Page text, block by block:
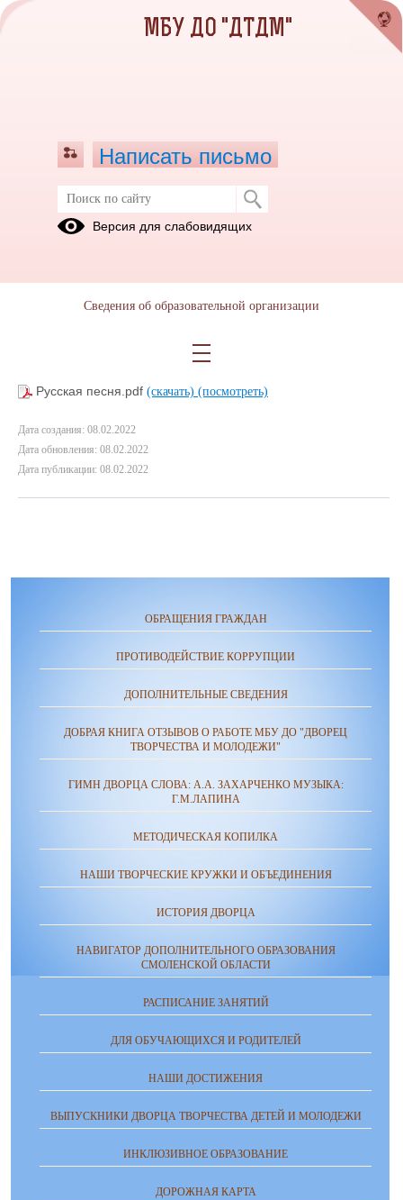
Фольклорный ансамбль «Вербочки».
Педагог: Теплухина И.П.
Русская песня.pdf (скачать) (посмотреть)
Дата создания: 08.02.2022
Дата обновления: 08.02.2022
Дата публикации: 08.02.2022
ОБРАЩЕНИЯ ГРАЖДАН
ПРОТИВОДЕЙСТВИЕ КОРРУПЦИИ
ДОПОЛНИТЕЛЬНЫЕ СВЕДЕНИЯ
ДОБРАЯ КНИГА ОТЗЫВОВ О РАБОТЕ МБУ ДО "ДВОРЕЦ
ТВОРЧЕСТВА И МОЛОДЕЖИ"
ГИМН ДВОРЦА СЛОВА: А.А. ЗАХАРЧЕНКО МУЗЫКА:
Г.М.ЛАПИНА
МЕТОДИЧЕСКАЯ КОПИЛКА
НАШИ ТВОРЧЕСКИЕ КРУЖКИ И ОБЪЕДИНЕНИЯ
ИСТОРИЯ ДВОРЦА
НАВИГАТОР ДОПОЛНИТЕЛЬНОГО ОБРАЗОВАНИЯ
СМОЛЕНСКОЙ ОБЛАСТИ
РАСПИСАНИЕ ЗАНЯТИЙ
ДЛЯ ОБУЧАЮЩИХСЯ И РОДИТЕЛЕЙ
НАШИ ДОСТИЖЕНИЯ
ВЫПУСКНИКИ ДВОРЦА ТВОРЧЕСТВА ДЕТЕЙ И МОЛОДЕЖИ
ИНКЛЮЗИВНОЕ ОБРАЗОВАНИЕ
ДОРОЖНАЯ КАРТА
МБУ ДО "ДТДМ"
Написать письмо
Версия для слабовидящих
Сведения об образовательной организации